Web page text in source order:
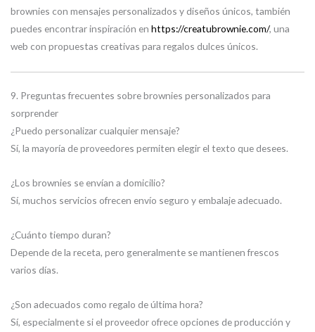
brownies con mensajes personalizados y diseños únicos, también
puedes encontrar inspiración en https://creatubrownie.com/, una
web con propuestas creativas para regalos dulces únicos.
9. Preguntas frecuentes sobre brownies personalizados para
sorprender
¿Puedo personalizar cualquier mensaje?
Sí, la mayoría de proveedores permiten elegir el texto que desees.
¿Los brownies se envían a domicilio?
Sí, muchos servicios ofrecen envío seguro y embalaje adecuado.
¿Cuánto tiempo duran?
Depende de la receta, pero generalmente se mantienen frescos
varios días.
¿Son adecuados como regalo de última hora?
Sí, especialmente si el proveedor ofrece opciones de producción y